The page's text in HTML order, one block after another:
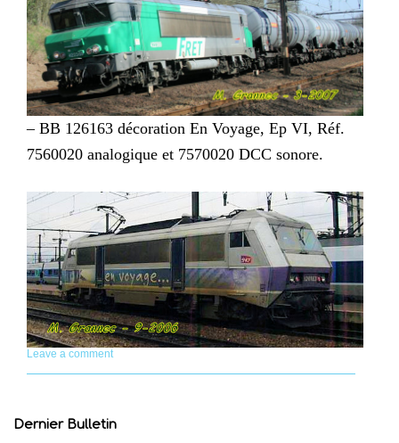
– BB 126163 décoration En Voyage, Ep VI, Réf.
7560020 analogique et 7570020 DCC sonore.
Leave a comment
Dernier Bulletin